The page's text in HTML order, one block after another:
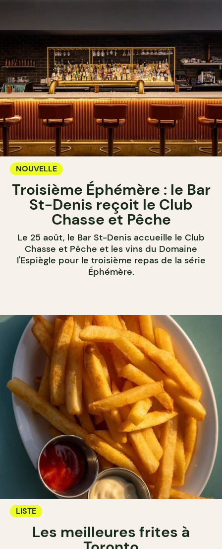
NOUVELLE
Troisième Éphémère : le Bar
St-Denis reçoit le Club
Chasse et Pêche
Le 25 août, le Bar St-Denis accueille le Club
Chasse et Pêche et les vins du Domaine
l'Espiègle pour le troisième repas de la série
Éphémère.
LISTE
Les meilleures frites à